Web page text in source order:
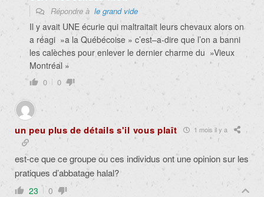
Répondre à le grand vide
Il y avait UNE écurie qui maltraitait leurs chevaux alors on
a réagi »a la Québécoise » c’est–a-dire que l’on a banni
les calèches pour enlever le dernier charme du »Vieux
Montréal »
0 0
un peu plus de détails s'il vous plaît 1 mois il y a
est-ce que ce groupe ou ces individus ont une opinion sur les
pratiques d’abbatage halal?
23 0